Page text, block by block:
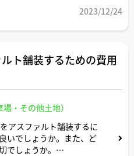
2023/12/24
ト舗装するための費用
・その他土地）
アスファルト舗装するに
いでしょうか。また、ど
でしょうか。